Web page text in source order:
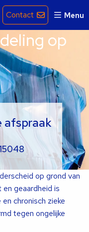
Contact Menu
op
afspraak
op grond van
geaardheid is
chronisch zieke
tegen ongelijke